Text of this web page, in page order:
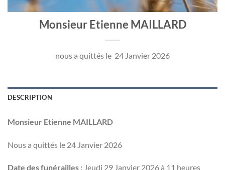
Monsieur Etienne MAILLARD
nous a quittés le 24 Janvier 2026
DESCRIPTION
Monsieur Etienne MAILLARD
Nous a quittés le 24 Janvier 2026
Date des funérailles : Jeudi 29 Janvier 2026 à 11 heures